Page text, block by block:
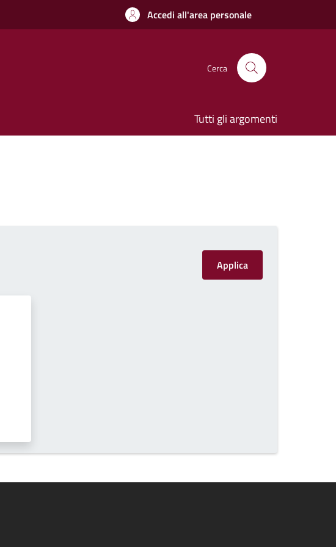
Accedi all'area personale
Cerca
Tutti gli argomenti